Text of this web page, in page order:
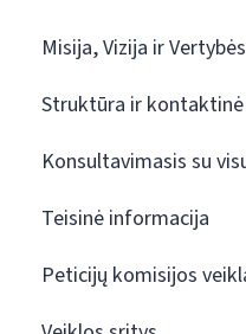
Misija, Vizija ir Vertybės
Struktūra ir
Konsultavimasis su
Teisinė informacija
Peticijų komisijos